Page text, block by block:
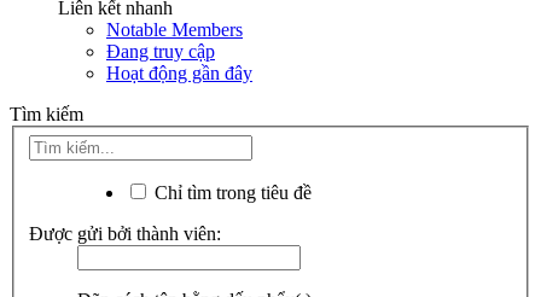
Liên kết nhanh
Notable Members
Đang truy cập
Hoạt động gần đây
Tìm kiếm
Chỉ tìm trong tiêu đề
Được gửi bởi thành viên: